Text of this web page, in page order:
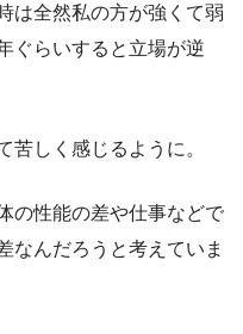
は全然私の方が強くて弱
ぐらいすると立場が逆
苦しく感じるように。
の性能の差や仕事などで
なんだろうと考えていま